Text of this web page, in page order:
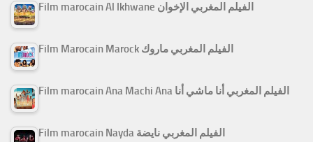
Film marocain Al Ikhwane الفيلم المغربي الإخوان
Film Marocain Marock الفيلم المغربي ماروك
Film marocain Ana Machi Ana الفيلم المغربي أنا ماشي أنا
Film marocain Nayda الفيلم المغربي نايضة